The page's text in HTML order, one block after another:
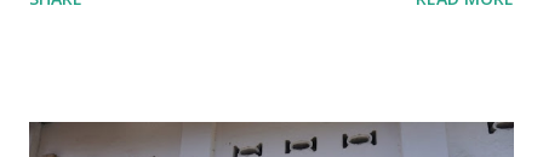
UMKM di Jatim. Namun Chusainuddin,S.Sos Anggota Komisi
yang sebenarnya ada dana pinjaman lunak untuk mereka. "